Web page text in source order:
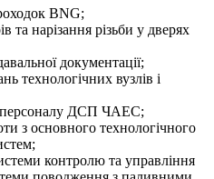
BNG;
та нарізання різьби у дверях
документації;
технологічних вузлів і
персоналу ДСП ЧАЕС;
з основного технологічного
контролю та управління